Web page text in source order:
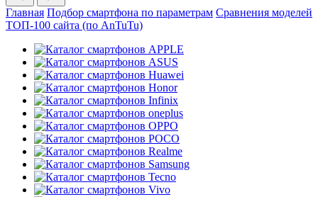
Главная Подбор смартфона по параметрам Сравнения моделей
ТОП-100 сайта (по AnTuTu)